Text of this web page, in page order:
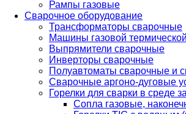
Рампы газовые
Сварочное оборудование
Трансформаторы сварочные
Машины газовой
Выпрямители сварочные
Инверторы сварочные
Полуавтоматы сварочные и
Сварочные аргоно-дуговые
Горелки для сварки в среде
Сопла газовые,